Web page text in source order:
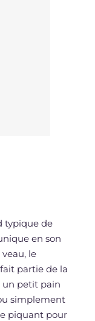
typique de
en son
le
partie de la
un petit pain
simplement
piquant pour